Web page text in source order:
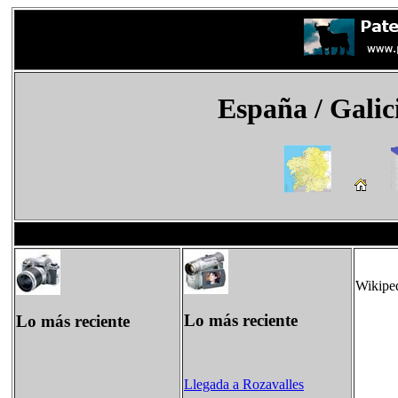
España/
Lo más reciente Lo más reciente
Llegada a Rozavalles